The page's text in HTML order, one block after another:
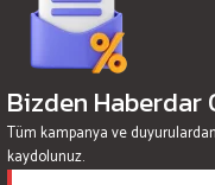
Bizden Haberdar
Tüm kampanya ve
kaydolunuz.